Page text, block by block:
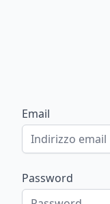
Email
Password